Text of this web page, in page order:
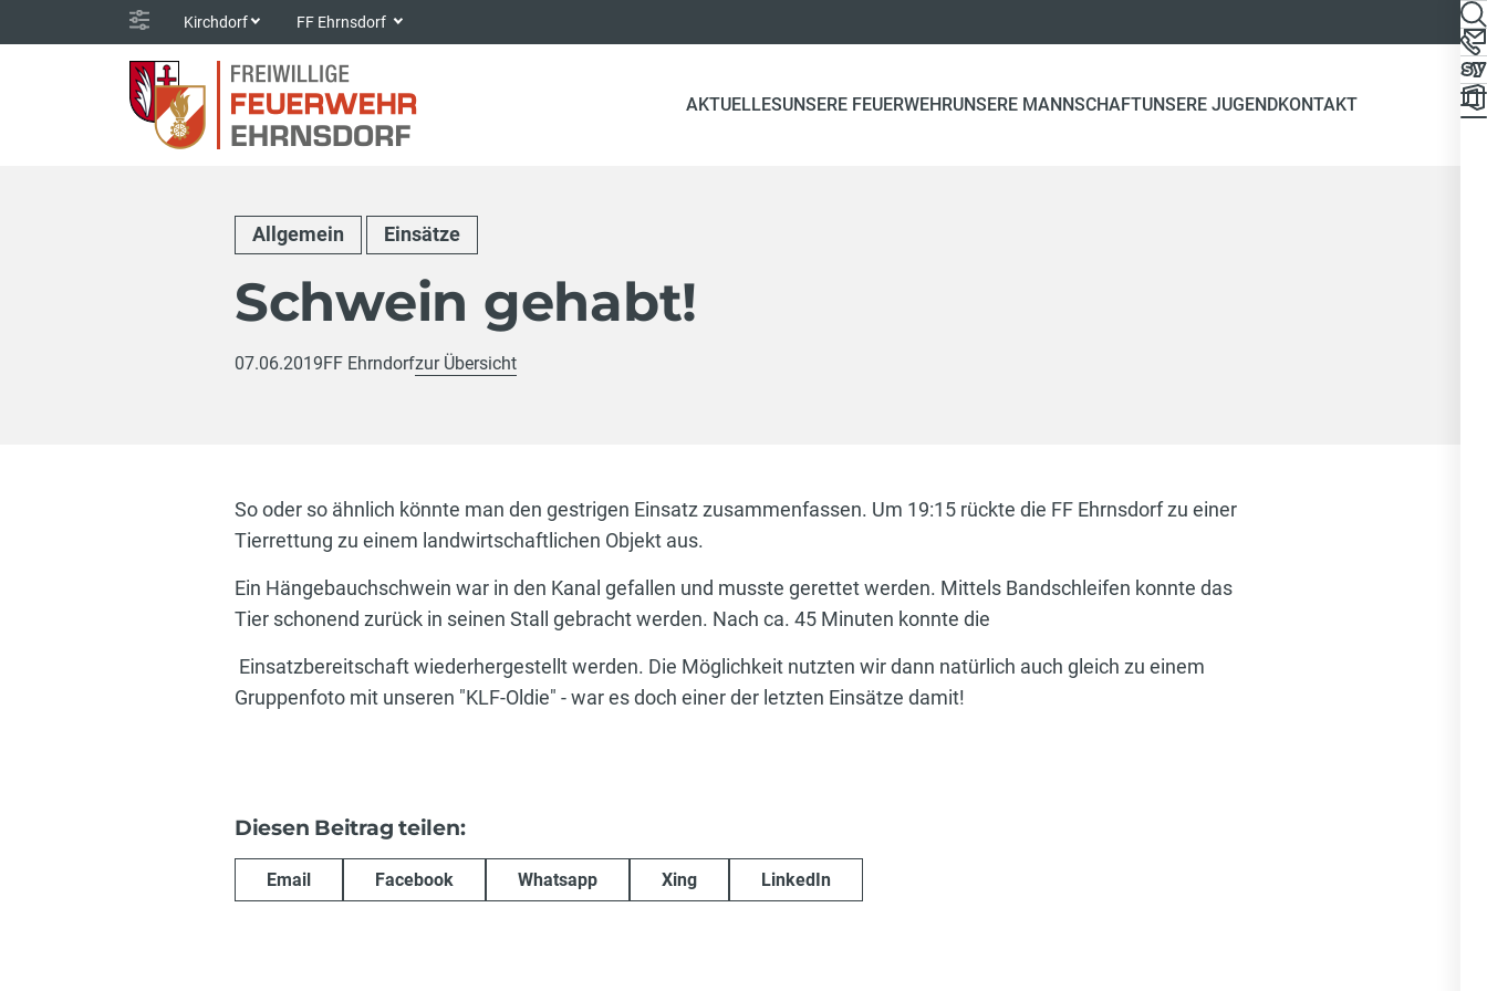
Kirchdorf FF Ehrnsdorf
AKTUELLESUNSERE FEUERWEHRUNSERE MANNSCHAFTUNSERE JUGENDKONTAKT
Allgemein Einsätze
Schwein gehabt!
07.06.2019FF Ehrndorfzur Übersicht
So oder so ähnlich könnte man den gestrigen Einsatz zusammenfassen. Um 19:15 rückte die FF Ehrnsdorf zu einer
Tierrettung zu einem landwirtschaftlichen Objekt aus.
Ein Hängebauchschwein war in den Kanal gefallen und musste gerettet werden. Mittels Bandschleifen konnte das
Tier schonend zurück in seinen Stall gebracht werden. Nach ca. 45 Minuten konnte die
Einsatzbereitschaft wiederhergestellt werden. Die Möglichkeit nutzten wir dann natürlich auch gleich zu einem
Gruppenfoto mit unseren "KLF-Oldie" - war es doch einer der letzten Einsätze damit!
Diesen Beitrag teilen:
Email Facebook Whatsapp Xing LinkedIn